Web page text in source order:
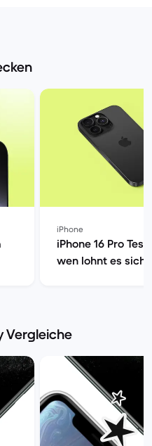
iPhone
iPhone 16 Pro
wen lohnt es
Vergleiche